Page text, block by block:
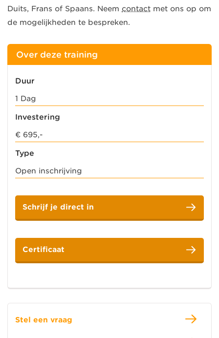
Duits, Frans of Spaans. Neem contact met ons op om
de mogelijkheden te bespreken.
Over deze training
Duur
1 Dag
Investering
€ 695,-
Type
Open inschrijving
Schrijf je direct in
Certificaat
Stel een vraag